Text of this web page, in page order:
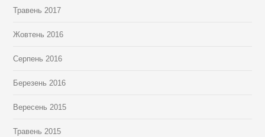
Травень 2017
Жовтень 2016
Серпень 2016
Березень 2016
Вересень 2015
Травень 2015